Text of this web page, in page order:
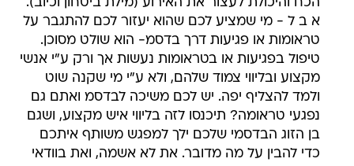
א ב ל - מי שמציע לכם שהוא יעזור לכם להתגבר על
טראומות או פגיעות דרך בדסמ- הוא שולט מסוכן.
טיפול בפגיעות או בטראומות נעשות אך ורק ע"י אנשי
מקצוע ובליווי צמוד שלהם, ולא ע"י מי שקנה שוט
ולמד להצליף יפה. יש לכם משיכה לבדסמ ואתם גם
נפגעי טראומה? תיכנסו לזה בליווי איש מקצוע, ושגם
בן הזוג הבדסמי שלכם ילך למפגש משותף איתכם
כדי להבין על מה מדובר. את לא אשמה, ואת בוודאי